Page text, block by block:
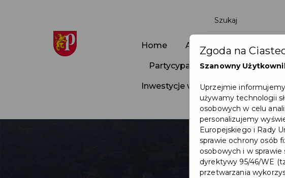
Home Aktualności
Partycypacja Społeczna
Inwestycje w Pruszczu Mapa
Zgoda na
Szanowny
Uprzejmie
używamy technologii
osobowych w celu
personalizujemy
Europejskiego i Rady
sprawie ochrony osób
osobowych i w
dyrektywy 95/46/WE
przetwarzania